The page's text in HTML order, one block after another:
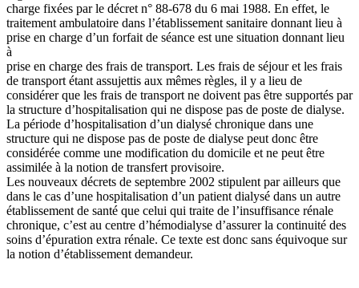
charge fixées par le décret n° 88-678 du 6 mai 1988. En effet, le
traitement ambulatoire dans l’établissement sanitaire donnant lieu à
prise en charge d’un forfait de séance est une situation donnant lieu
à
prise en charge des frais de transport. Les frais de séjour et les frais
de transport étant assujettis aux mêmes règles, il y a lieu de
considérer que les frais de transport ne doivent pas être supportés par
la structure d’hospitalisation qui ne dispose pas de poste de dialyse.
La période d’hospitalisation d’un dialysé chronique dans une
structure qui ne dispose pas de poste de dialyse peut donc être
considérée comme une modification du domicile et ne peut être
assimilée à la notion de transfert provisoire.
Les nouveaux décrets de septembre 2002 stipulent par ailleurs que
dans le cas d’une hospitalisation d’un patient dialysé dans un autre
établissement de santé que celui qui traite de l’insuffisance rénale
chronique, c’est au centre d’hémodialyse d’assurer la continuité des
soins d’épuration extra rénale. Ce texte est donc sans équivoque sur
la notion d’établissement demandeur.